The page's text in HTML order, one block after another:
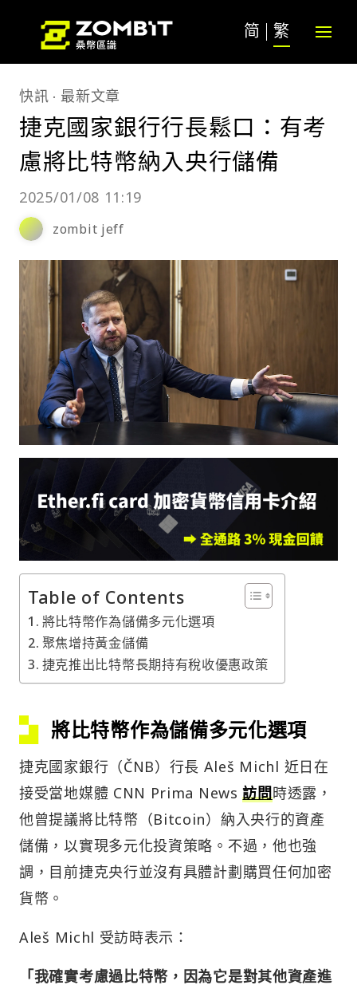
简 繁
快訊 最新文章
捷克國家銀行行長鬆口：有考
慮將比特幣納入央行儲備
2025/01/08 11:19
zombit jeff
Table of Contents
將比特幣作為儲備多元化選項
聚焦增持黃金儲備
捷克推出比特幣長期持有稅收優惠政策
將比特幣作為儲備多元化選項
捷克國家銀行（ČNB）行長 Aleš Michl 近日在
接受當地媒體 CNN Prima News訪問時透露，
他曾提議將比特幣（Bitcoin）納入央行的資產
儲備，以實現多元化投資策略。不過，他也強
調，目前捷克央行並沒有具體計劃購買任何加密
貨幣。
Aleš Michl 受訪時表示：
「我確實考慮過比特幣，因為它是對其他資產進